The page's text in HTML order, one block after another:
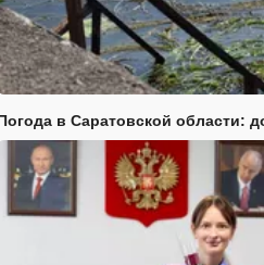
в Саратовской области: